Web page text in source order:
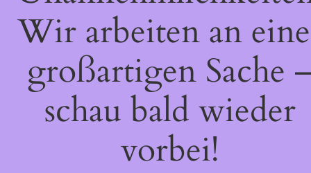
Wir arbeiten an
großartigen Sache
schau bald wieder
vorbei!